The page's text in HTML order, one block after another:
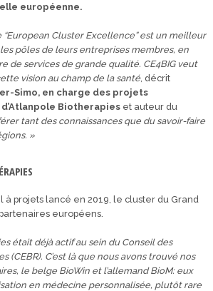
européenne.
“European Cluster Excellence” est un meilleur
pôles de leurs entreprises membres, en
de services de grande qualité. CE4BIG veut
vision au champ de la santé , décrit
Simo, en charge des projets
Biotherapies et auteur du
tant des connaissances que du savoir-faire
»
à projets lancé en 2019, le cluster du Grand
européens.
était déjà actif au sein du Conseil des
(CEBR). C’est là que nous avons trouvé nos
le belge BioWin et l’allemand BioM: eux
en médecine personnalisée, plutôt rare